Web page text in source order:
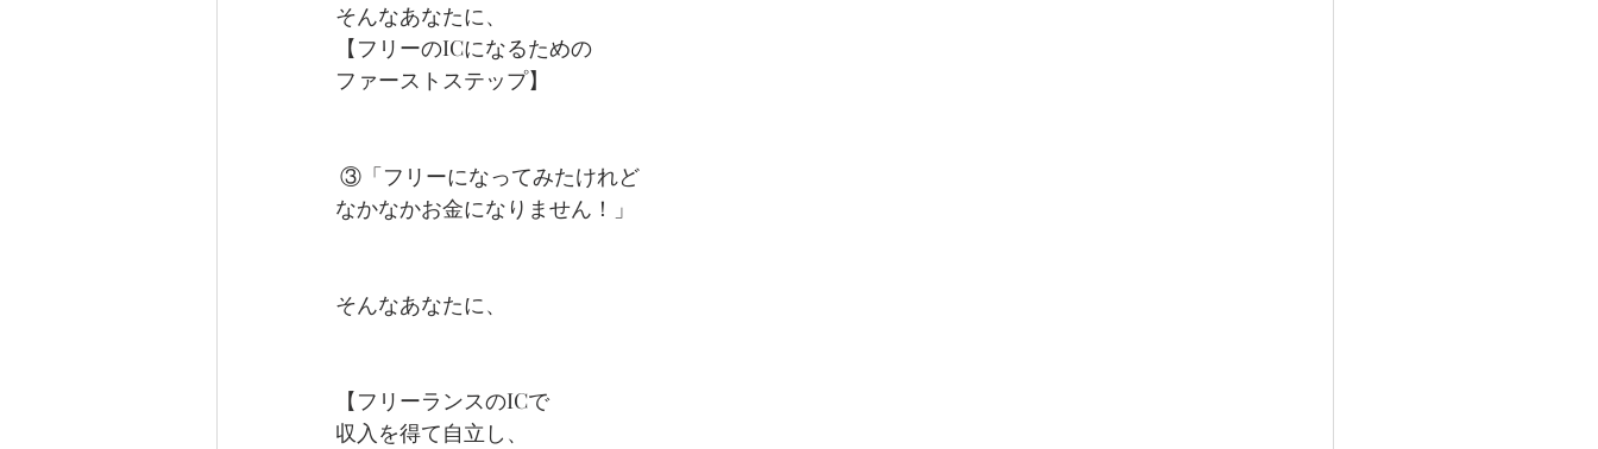
そんなあなたに、
【フリーのICになるための
ファーストステップ】
③「フリーになってみたけれど
なかなかお金になりません！」
そんなあなたに、
【フリーランスのICで
収入を得て自立し、